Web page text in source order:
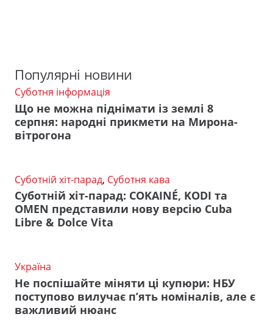
Популярні новини
Суботня інформація
Що не можна піднімати із землі 8
серпня: народні прикмети на Мирона-
вітрогона
Суботній хіт-парад, Суботня кава
Суботній хіт-парад: COKAINÉ, KODI та
OMEN представили нову версію Cuba
Libre & Dolce Vita
Україна
Не поспішайте міняти ці купюри: НБУ
поступово вилучає п’ять номіналів, але є
важливий нюанс